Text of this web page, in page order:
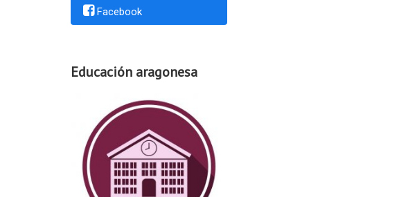
Facebook
Educación aragonesa